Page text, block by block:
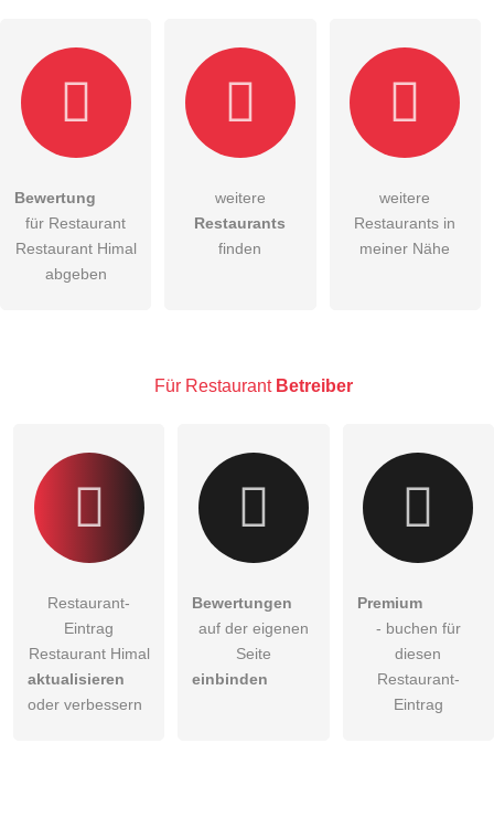
Hiermit akzeptiere ich dieAGB
DieDatenschutzerklärung habe ich zur Kenntnis genommen.
Besucher sichtbar.
Bewertung
für Restaurant
Restaurant Himal
abgeben
weitere
Restaurants
finden
weitere
Restaurants in
meiner Nähe
Für Restaurant Betreiber
Restaurant-
Eintrag
Restaurant Himal
aktualisieren
oder verbessern
Bewertungen
auf der eigenen
Seite
einbinden
Premium
- buchen für
diesen
Restaurant-
Eintrag